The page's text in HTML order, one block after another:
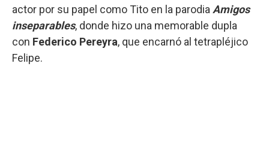
actor por su papel como Tito en la parodia Amigos
inseparables, donde hizo una memorable dupla
con Federico Pereyra, que encarnó al tetrapléjico
Felipe.